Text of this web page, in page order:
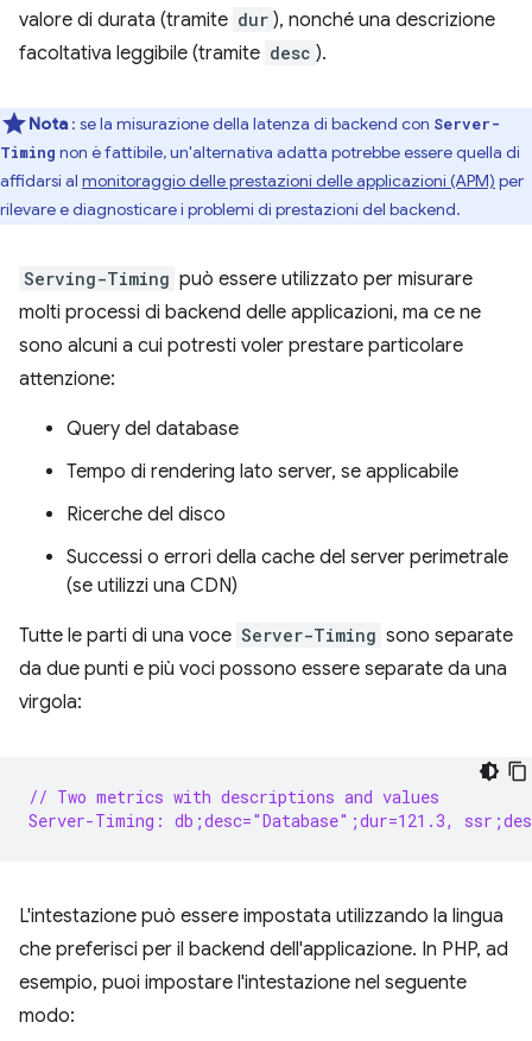
valore di durata (tramite dur ), nonché una descrizione
facoltativa leggibile (tramite desc ).
Nota : se la misurazione della latenza di backend con Server-
Timing non è fattibile, un'alternativa adatta potrebbe essere quella di
affidarsi al monitoraggio delle prestazioni delle applicazioni (APM) per
rilevare e diagnosticare i problemi di prestazioni del backend.
Serving-Timing può essere utilizzato per misurare
molti processi di backend delle applicazioni, ma ce ne
sono alcuni a cui potresti voler prestare particolare
attenzione:
Query del database
Tempo di rendering lato server, se applicabile
Ricerche del disco
Successi o errori della cache del server perimetrale
(se utilizzi una CDN)
Tutte le parti di una voce Server-Timing sono separate
da due punti e più voci possono essere separate da una
virgola:
// Two metrics with descriptions and values
Server-Timing: db;desc="Database";dur=121.3,
L'intestazione può essere impostata utilizzando la lingua
che preferisci per il backend dell'applicazione. In PHP, ad
esempio, puoi impostare l'intestazione nel seguente
modo: